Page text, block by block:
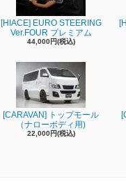
[HIACE] EURO STEERING
Ver.FOUR プレミアム
44,000円(税込)
[CARAVAN] トップモール
（ナローボディ用)
22,000円(税込)